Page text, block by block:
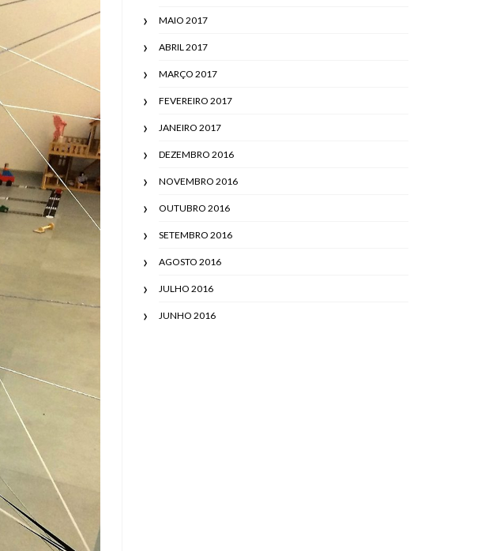
MAIO 2017
ABRIL 2017
MARÇO 2017
FEVEREIRO 2017
JANEIRO 2017
DEZEMBRO 2016
NOVEMBRO 2016
OUTUBRO 2016
SETEMBRO 2016
AGOSTO 2016
JULHO 2016
JUNHO 2016